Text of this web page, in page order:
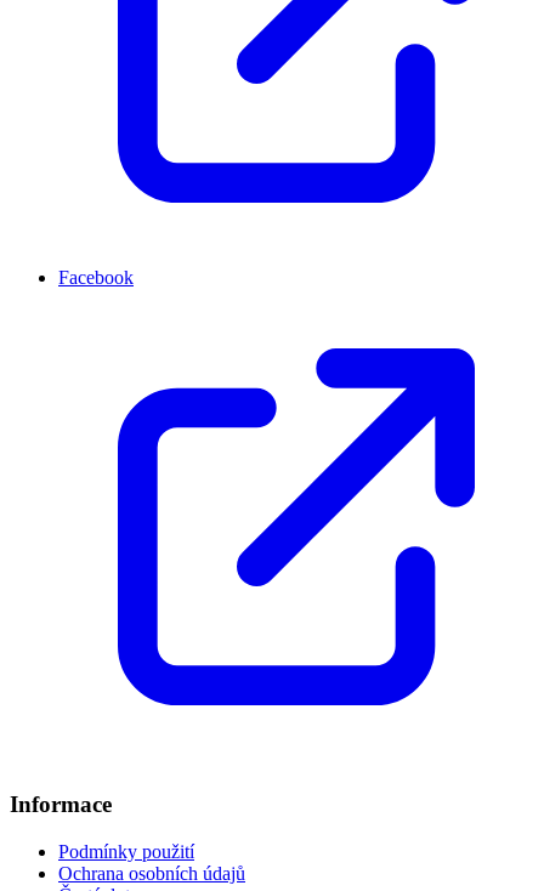
Facebook
Informace
Podmínky použití
Ochrana osobních údajů